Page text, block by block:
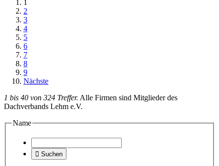
1
2
3
4
5
6
7
8
9
Nächste
1 bis 40 von 324 Treffer. Alle Firmen sind Mitglieder des
Dachverbands Lehm e.V.
Name
 Suchen